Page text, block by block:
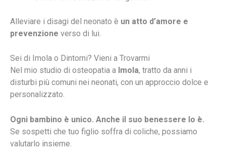
Alleviare i disagi del neonato è un atto d’amore e
prevenzione verso di lui.
Sei di Imola o Dintorni? Vieni a Trovarmi
Nel mio studio di osteopatia a Imola, tratto da anni i
disturbi più comuni nei neonati, con un approccio dolce e
personalizzato.
Ogni bambino è unico. Anche il suo benessere lo è.
Se sospetti che tuo figlio soffra di coliche, possiamo
valutarlo insieme.